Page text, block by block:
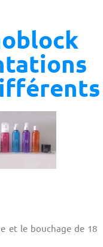
et le bouchage de 18